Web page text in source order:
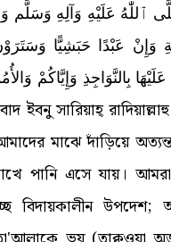
ٱللّٰهُ عَلَيْهِ وَآلِهِ
وَإِنْ عَبْدًا حَبَشِيًّا
بِالنَّوَاجِذِ وَإِيَّاكُمْ
মাঝে দাঁড়িয়ে
পানি এসে যায়। আমরা
বিদায়কালীন